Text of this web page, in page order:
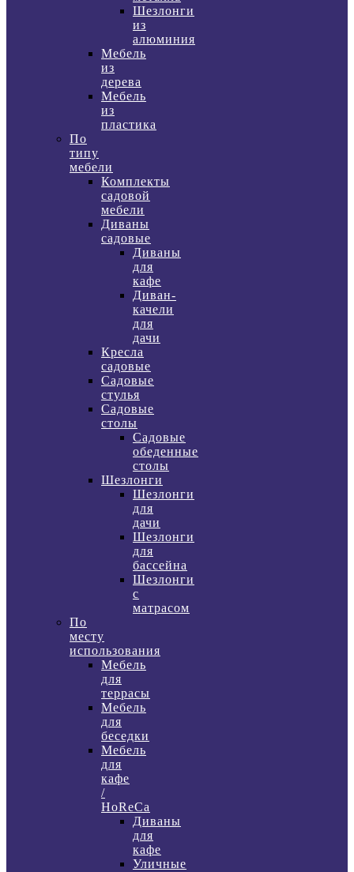
Шезлонги
из
алюминия
Мебель
из
дерева
Мебель
из
пластика
По
типу
мебели
Комплекты
садовой
мебели
Диваны
садовые
Диваны
для
кафе
Диван-
качели
для
дачи
Кресла
садовые
Садовые
стулья
Садовые
столы
Садовые
обеденные
столы
Шезлонги
Шезлонги
для
дачи
Шезлонги
для
бассейна
Шезлонги
с
матрасом
По
месту
использования
Мебель
для
террасы
Мебель
для
беседки
Мебель
для
кафе
/
HoReCa
Диваны
для
кафе
Уличные